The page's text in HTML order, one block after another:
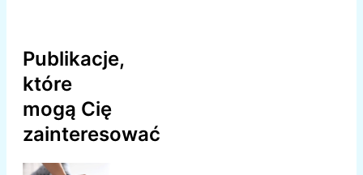
Publikacje,
które
mogą Cię
zainteresować